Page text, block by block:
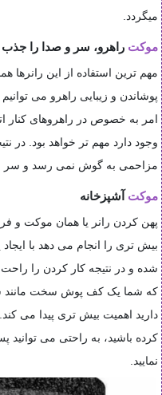
میگردد.
موکت راهرو، سر و صدا را
مهم ترین استفاده از این رانرها
پوشاندن و زیبایی راهرو می
امر به خصوص در راهروهای کنار
وجود دارد مهم تر خواهد بود. در
مزاحمی به گوش نمی رسد و سر و
موکت آشپزخانه
پهن کردن رانر یا همان موکت و
بیش تری را انجام می دهد با
شده و در نتیجه کار کردن را
که شما یک کف پوش سخت مانند
دارید اهمیت بیش تری پیدا می
کرده باشید، به راحتی می
نمایید.